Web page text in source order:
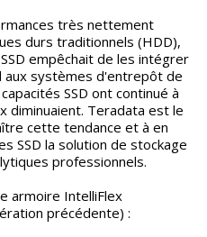
très nettement
durs traditionnels (HDD),
empêchait de les intégrer
aux systèmes d'entrepôt de
SSD ont continué à
diminuaient. Teradata est le
cette tendance et à en
SSD la solution de stockage
professionnels.
armoire IntelliFlex
précédente) :